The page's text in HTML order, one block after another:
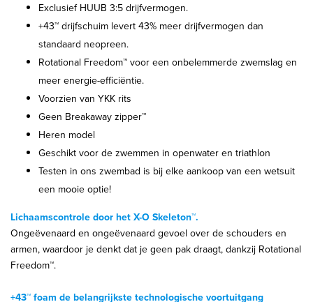
Exclusief HUUB 3:5 drijfvermogen.
+43™ drijfschuim levert 43% meer drijfvermogen dan
standaard neopreen.
Rotational Freedom™ voor een onbelemmerde zwemslag en
meer energie-efficiëntie.
Voorzien van YKK rits
Geen Breakaway zipper™
Heren model
Geschikt voor de zwemmen in openwater en triathlon
Testen in ons zwembad is bij elke aankoop van een wetsuit
een mooie optie!
Lichaamscontrole door het X-O Skeleton™.
Ongeëvenaard en ongeëvenaard gevoel over de schouders en
armen, waardoor je denkt dat je geen pak draagt, dankzij Rotational
Freedom™.
+43™ foam de belangrijkste technologische voortuitgang